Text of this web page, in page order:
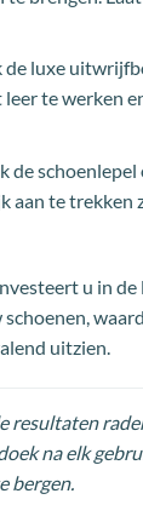
luxe
te werken
de schoenlepel
aan te trekken
u in de
uitzien.
resultaten
na elk
bergen.